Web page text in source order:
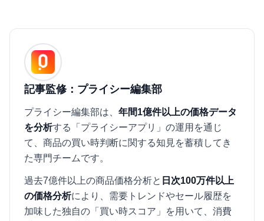
記事監修：プライシー編集部
プライシー編集部は、 年間1億件以上の価格データ
を分析する「プライシーアプリ」の運用を通じ
て、商品の買い時判断に関する知見を蓄積してき
た専門チームです。
過去7億件以上の商品価格分析と 日次100万件以上
の価格分析により、需要トレンドやセール履歴を
加味した独自の「買い時スコア」を用いて、消費